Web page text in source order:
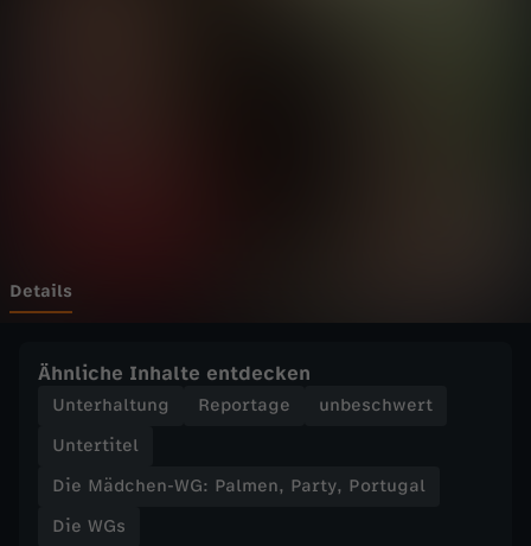
G
P
a
l
Details
Ähnliche Inhalte entdecken
Unterhaltung Reportage
unbeschwert
Untertitel
Die Mädchen-WG: Palmen, Party, Portugal
Die WGs